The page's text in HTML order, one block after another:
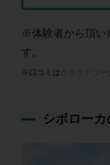
※体験者から頂い
す。
※口コミは クラウドワー
シボローカ